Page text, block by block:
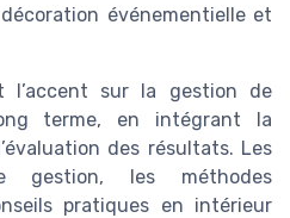
événementielle et
l’accent sur la gestion de
terme, en intégrant la
des résultats. Les
gestion, les méthodes
pratiques en intérieur